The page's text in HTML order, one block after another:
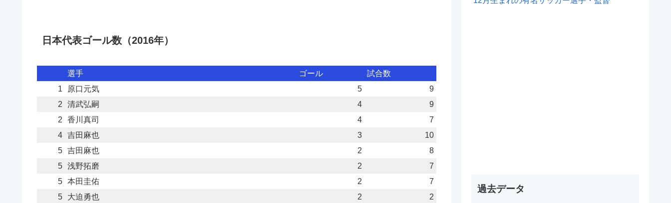
日本代表ゴール数（2016年）
選手 ゴール
試合数
1
原口元気 5
9
2
清武弘嗣 4
9
2
香川真司 4
7
4 吉田麻也 3
10
5 吉田麻也 2
8
5 浅野拓磨 2
7
5 本田圭佑 2
7
5
大迫勇也 2 2
過去データ